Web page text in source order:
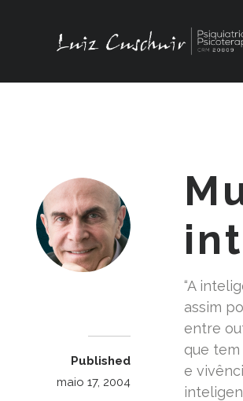
“A
assim
entre
que
e
Published
maio 17, 2004